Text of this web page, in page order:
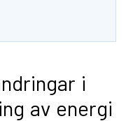
i
av energi